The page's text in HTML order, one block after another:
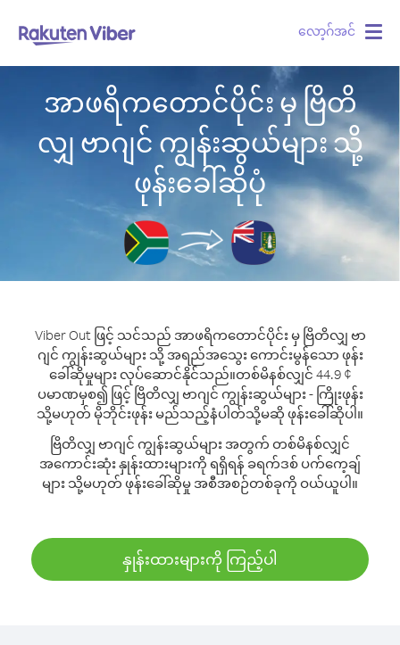
လော့ဂ်အင်
အာဖရိကတောင်ပိုင်း မှ ဗြိတိ
လျှ ဗာဂျင် ကျွန်းဆွယ်များ သို့
ဖုန်းခေါ်ဆိုပုံ
Viber Out ဖြင့် သင်သည် အာဖရိကတောင်ပိုင်း မှ ဗြိတိလျှ ဗာ
ဂျင် ကျွန်းဆွယ်များ သို့ အရည်အသွေး ကောင်းမွန်သော ဖုန်း
ခေါ်ဆိုမှုများ လုပ်ဆောင်နိုင်သည်။တစ်မိနစ်လျှင် 44.9 ¢
ပမာဏမှစ၍ ဖြင့် ဗြိတိလျှ ဗာဂျင် ကျွန်းဆွယ်များ - ကြိုးဖုန်း
သို့မဟုတ် မိုဘိုင်းဖုန်း မည်သည့်နံပါတ်သို့မဆို ဖုန်းခေါ်ဆိုပါ။
ဗြိတိလျှ ဗာဂျင် ကျွန်းဆွယ်များ အတွက် တစ်မိနစ်လျှင်
အကောင်းဆုံး နှုန်းထားများကို ရရှိရန် ခရက်ဒစ် ပက်ကေ့ချ်
များ သို့မဟုတ် ဖုန်းခေါ်ဆိုမှု အစီအစဉ်တစ်ခုကို ဝယ်ယူပါ။
နှုန်းထားများကို ကြည့်ပါ